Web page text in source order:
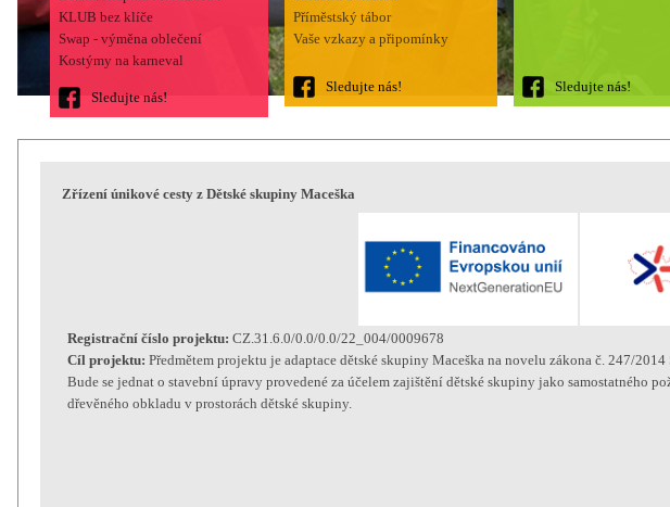
KLUB bez klíče
Swap - výměna oblečení
Kostýmy na karneval
Sledujte nás!
Příměstský tábor
Vaše vzkazy a připomínky
Sledujte nás! Sledujte nás!
Zřízení únikové cesty z Dětské skupiny Maceška
Registrační číslo projektu: CZ.31.6.0/0.0/0.0/22_004/0009678
Cíl projektu: Předmětem projektu je adaptace dětské skupiny Maceška na novelu zákona č. 247/
Bude se jednat o stavební úpravy provedené za účelem zajištění dětské skupiny jako samostatného
dřevěného obkladu v prostorách dětské skupiny.